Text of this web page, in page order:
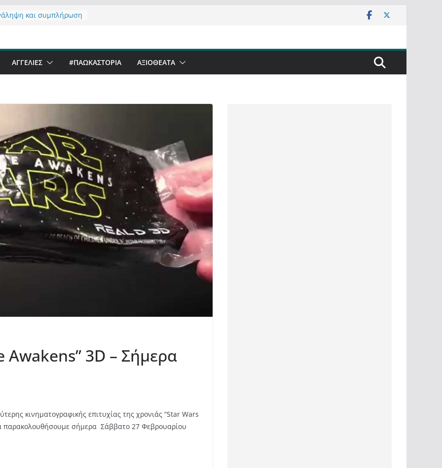
και συμπλήρωση
αντέξει ο
την Καστοριά,
ΑΓΓΕΛΙΕΣ #ΠΑΩΚΑΣΤΟΡΙΑ ΑΞΙΟΘΈΑΤΑ
Awakens” 3D – Σήμερα
κινηματογραφικής επιτυχίας της χρονιάς “Star Wars
παρακολουθήσουμε σήμερα Σάββατο 27 Φεβρουαρίου